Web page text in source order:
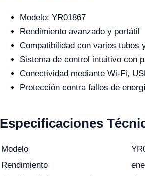
Modelo: YR01867
Rendimiento avanzado y portátil
Compatibilidad con varios tubos
Sistema de control intuitivo con
Conectividad mediante Wi-Fi,
Protección contra fallos de
Especificaciones
Modelo
Rendimiento